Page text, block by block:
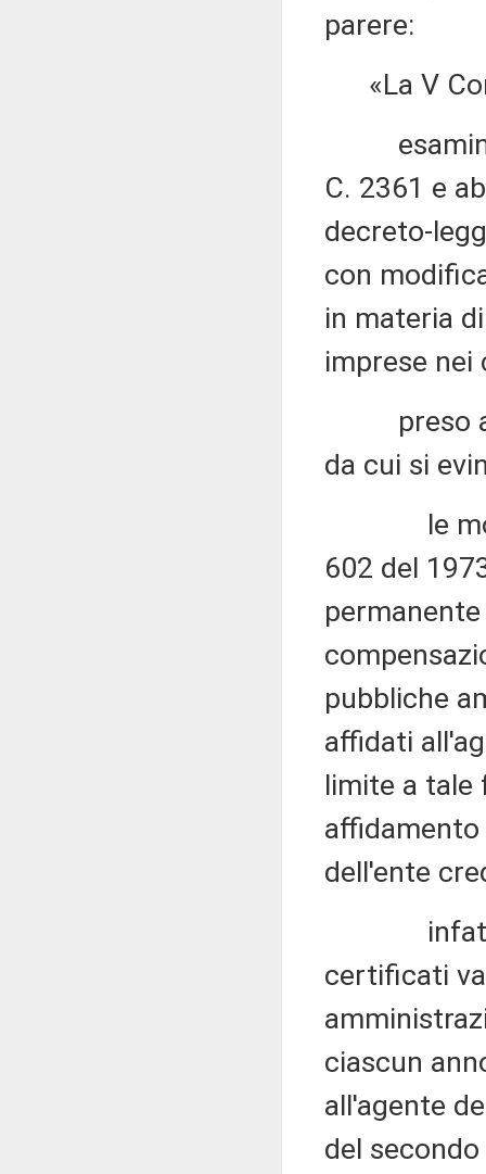
parere:
«La V
C. 2361 e
decreto-
con
in materia
imprese
preso
da cui si
le
602 del
pubbliche
affidati
limite a tale
dell'ente
infatti,
certificati
ciascun
all'agente
del